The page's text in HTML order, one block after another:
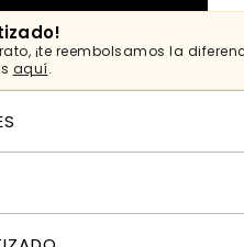
¡te reembolsamos la
aquí.